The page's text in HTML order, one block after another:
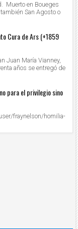
Muerto en Boueges
San Agosto o
Cura de Ars (+1859
Juan María Vianney,
años se entregó de
para el privilegio sino
fraynelson/homilia-